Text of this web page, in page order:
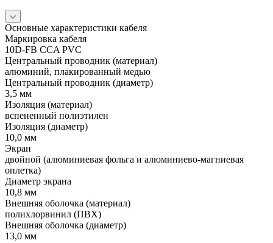
Основные характеристики кабеля
Маркировка кабеля
10D-FB CCA PVC
Центральный проводник (материал)
алюминий, плакированный медью
Центральный проводник (диаметр)
3,5 мм
Изоляция (материал)
вспененный полиэтилен
Изоляция (диаметр)
10,0 мм
Экран
двойной (алюминиевая фольга и алюминиево-магниевая
оплетка)
Диаметр экрана
10,8 мм
Внешняя оболочка (материал)
полихлорвинил (ПВХ)
Внешняя оболочка (диаметр)
13,0 мм